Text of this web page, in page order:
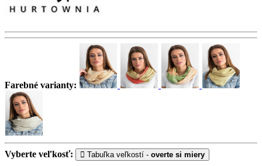
Farebné varianty:
Vyberte veľkosť: Tabuľka veľkostí - overte si miery